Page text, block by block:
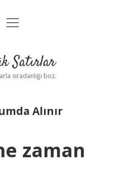
Anasayfa
Uyarı
menüyü
Satırlar
sıradanlığı boz.
Alınır
zaman